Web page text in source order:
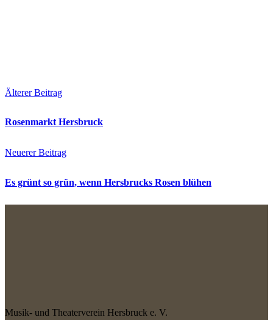
Älterer Beitrag
Rosenmarkt Hersbruck
Neuerer Beitrag
Es grünt so grün, wenn Hersbrucks Rosen blühen
Musik- und Theaterverein Hersbruck e. V.